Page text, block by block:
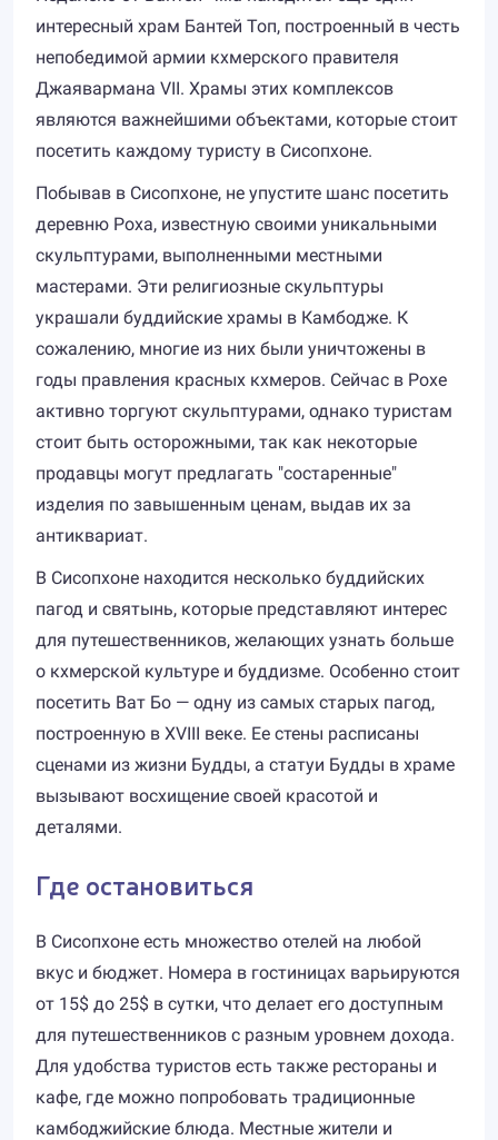
интересный храм Бантей Топ, построенный в честь
непобедимой армии кхмерского правителя
Джаявармана VII. Храмы этих комплексов
являются важнейшими объектами, которые стоит
посетить каждому туристу в Сисопхоне.
Побывав в Сисопхоне, не упустите шанс посетить
деревню Роха, известную своими уникальными
скульптурами, выполненными местными
мастерами. Эти религиозные скульптуры
украшали буддийские храмы в Камбодже. К
сожалению, многие из них были уничтожены в
годы правления красных кхмеров. Сейчас в Рохе
активно торгуют скульптурами, однако туристам
стоит быть осторожными, так как некоторые
продавцы могут предлагать "состаренные"
изделия по завышенным ценам, выдав их за
антиквариат.
В Сисопхоне находится несколько буддийских
пагод и святынь, которые представляют интерес
для путешественников, желающих узнать больше
о кхмерской культуре и буддизме. Особенно стоит
посетить Ват Бо — одну из самых старых пагод,
построенную в XVIII веке. Ее стены расписаны
сценами из жизни Будды, а статуи Будды в храме
вызывают восхищение своей красотой и
деталями.
Где остановиться
В Сисопхоне есть множество отелей на любой
вкус и бюджет. Номера в гостиницах варьируются
от 15$ до 25$ в сутки, что делает его доступным
для путешественников с разным уровнем дохода.
Для удобства туристов есть также рестораны и
кафе, где можно попробовать традиционные
камбоджийские блюда. Местные жители и